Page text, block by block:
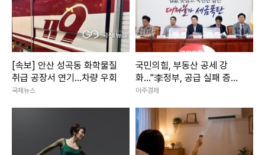
[속보] 안산 성곡동 화학물질
취급 공장서 연기...차량 우회
국제뉴스
국민의힘, 부동산 공세 강
화..."李정부, 공급 실패 증세
로 덮으려 해"
아주경제